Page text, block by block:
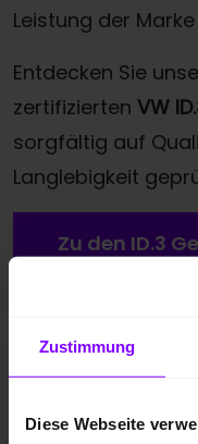
Zustimmung
Diese Webseite
Leistung der
Entdecken Sie
zertifizierten VW
sorgfältig auf
Langlebigkeit
Zu den ID.3
Volkswagen